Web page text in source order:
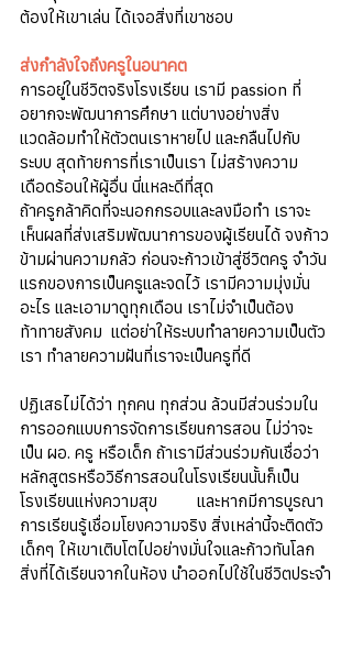
ต้องให้เขาเล่น ได้เจอสิ่งที่เขาชอบ
ส่งกำลังใจถึงครูในอนาคต
การอยู่ในชีวิตจริงโรงเรียน เรามี passion ที่
อยากจะพัฒนาการศึกษา แต่บางอย่างสิ่ง
แวดล้อมทำให้ตัวตนเราหายไป และกลืนไปกับ
ระบบ สุดท้ายการที่เราเป็นเรา ไม่สร้างความ
เดือดร้อนให้ผู้อื่น นี่แหละดีที่สุด
ถ้าครูกล้าคิดที่จะนอกกรอบและลงมือทำ เราจะ
เห็นผลที่ส่งเสริมพัฒนาการของผู้เรียนได้ จงก้าว
ข้ามผ่านความกลัว ก่อนจะก้าวเข้าสู่ชีวิตครู จำวัน
แรกของการเป็นครูและจดไว้ เรามีความมุ่งมั่น
อะไร และเอามาดูทุกเดือน เราไม่จำเป็นต้อง
ท้าทายสังคม  แต่อย่าให้ระบบทำลายความเป็นตัว
เรา ทำลายความฝันที่เราจะเป็นครูที่ดี
ปฏิเสธไม่ได้ว่า ทุกคน ทุกส่วน ล้วนมีส่วนร่วมใน
การออกแบบการจัดการเรียนการสอน ไม่ว่าจะ
เป็น ผอ. ครู หรือเด็ก ถ้าเรามีส่วนร่วมกันเชื่อว่า
หลักสูตรหรือวิธีการสอนในโรงเรียนนั้นก็เป็น
โรงเรียนแห่งความสุข         และหากมีการบูรณา
การเรียนรู้เชื่อมโยงความจริง สิ่งเหล่านี้จะติดตัว
เด็กๆ ให้เขาเติบโตไปอย่างมั่นใจและก้าวทันโลก
สิ่งที่ได้เรียนจากในห้อง นำออกไปใช้ในชีวิตประจำ